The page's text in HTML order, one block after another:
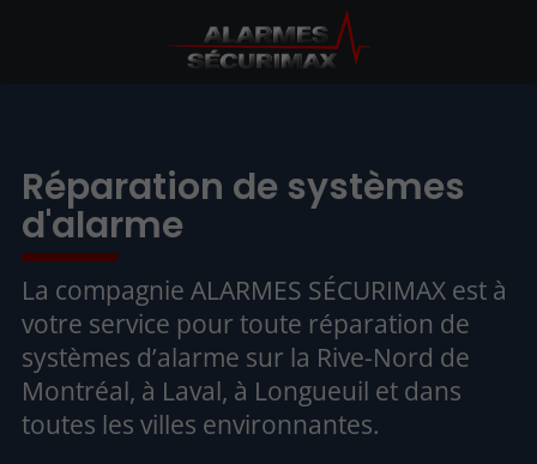
Réparation de systèmes
d'alarme
La compagnie ALARMES SÉCURIMAX est à
votre service pour toute réparation de
systèmes d’alarme sur la Rive-Nord de
Montréal, à Laval, à Longueuil et dans
toutes les villes environnantes.